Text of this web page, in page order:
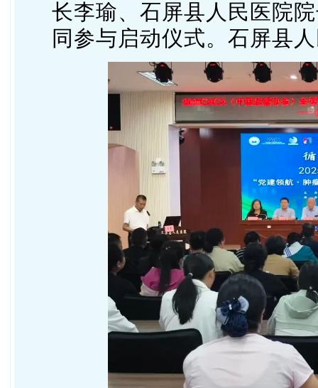
长李瑜、石屏县人民医院
同参与启动仪式。石屏县